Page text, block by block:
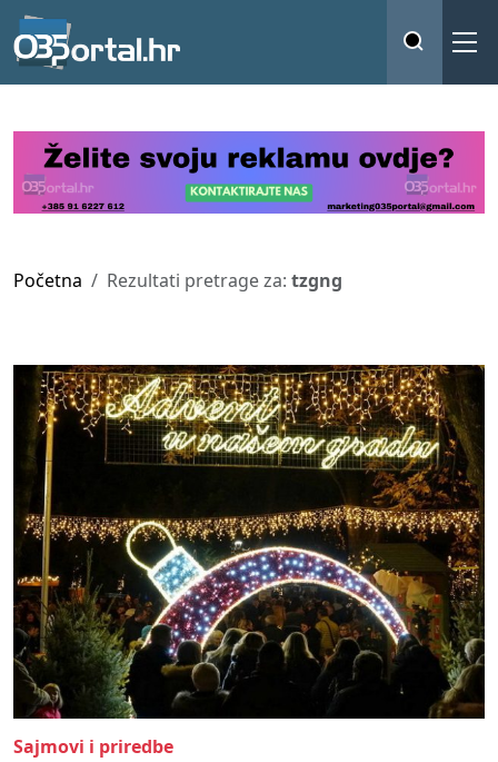
Početna Rezultati pretrage za: tzgng
Sajmovi i priredbe